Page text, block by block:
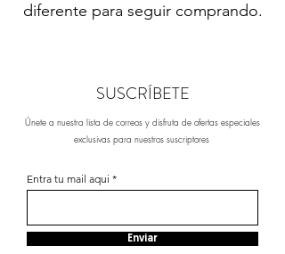
diferente para seguir comprando.
SUSCRÍBETE
Únete a nuestra lista de correos y disfruta de ofertas especiales
exclusivas para nuestros suscriptores
Entra tu mail aqui
Enviar